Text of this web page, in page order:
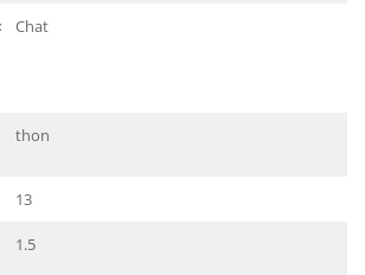
Chat
thon
13
1.5